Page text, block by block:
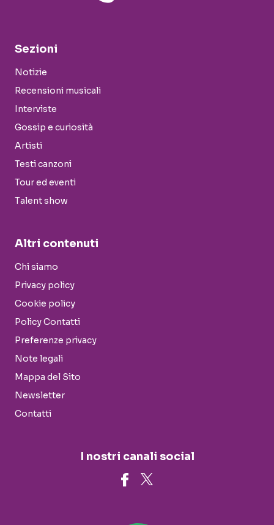
Sezioni
Notizie
Recensioni musicali
Interviste
Gossip e curiosità
Artisti
Testi canzoni
Tour ed eventi
Talent show
Altri contenuti
Chi siamo
Privacy policy
Cookie policy
Policy Contatti
Preferenze privacy
Note legali
Mappa del Sito
Newsletter
Contatti
I nostri canali social